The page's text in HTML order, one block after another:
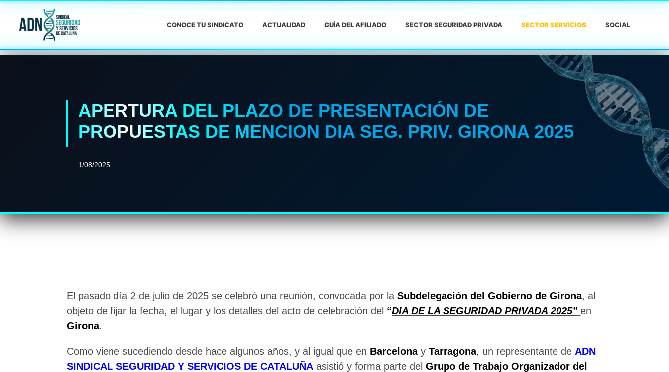
CONOCE TU SINDICATO ACTUALIDAD GUÍA DEL AFILIADO SECTOR SEGURIDAD PRIVADA SECTOR SERVICIOS SOCIAL
APERTURA DEL PLAZO DE PRESENTACIÓN DE
PROPUESTAS DE MENCION DIA SEG. PRIV. GIRONA 2025
1/08/2025
El pasado día 2 de julio de 2025 se celebró una reunión, convocada por laSubdelegación del Gobierno de Girona, al
objeto de fijar la fecha, el lugar y los detalles del acto de celebración del “DIA DE LA SEGURIDAD PRIVADA 2025” en
Girona.
Como viene sucediendo desde hace algunos años, y al igual que en Barcelona yTarragona, un representante de ADN
SINDICAL SEGURIDAD Y SERVICIOS DE CATALUÑA asistió y forma parte delGrupo de Trabajo Organizador del